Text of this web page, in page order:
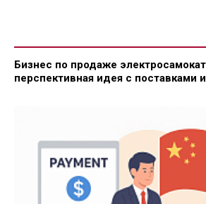
Бизнес по продаже
перспективная идея с поставками